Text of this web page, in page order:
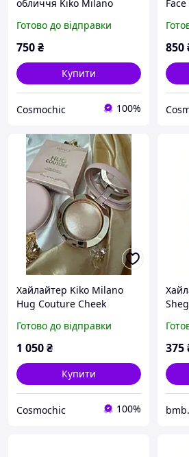
обличчя Kiko Milano
8,5 г
Готово до відправки
750₴
Купити
Cosmochic 100%
850
Хайлайтер Kiko Milano
Hug Couture Cheek
Blush 01 Golden Tulle 8г
Готово до відправки
1 050₴
Купити
Cosmochic 100%
Cake
375